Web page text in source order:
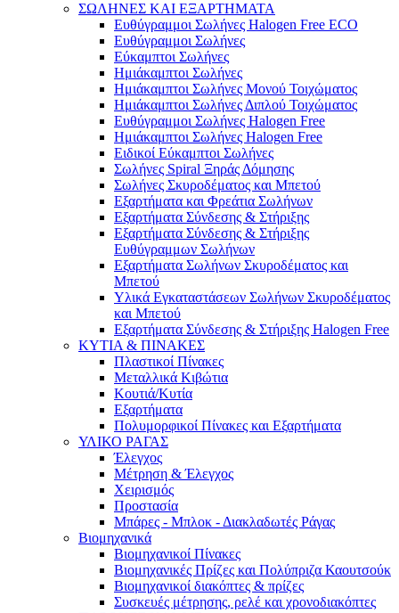
ΣΩΛΗΝΕΣ ΚΑΙ ΕΞΑΡΤΗΜΑΤΑ
Ευθύγραμμοι Σωλήνες Halogen Free ECO
Ευθύγραμμοι Σωλήνες
Εύκαμπτοι Σωλήνες
Ημιάκαμπτοι Σωλήνες
Ημιάκαμπτοι Σωλήνες Μονού Τοιχώματος
Ημιάκαμπτοι Σωλήνες Διπλού Τοιχώματος
Ευθύγραμμοι Σωλήνες Halogen Free
Ημιάκαμπτοι Σωλήνες Halogen Free
Ειδικοί Εύκαμπτοι Σωλήνες
Σωλήνες Spiral Ξηράς Δόμησης
Σωλήνες Σκυροδέματος και Μπετού
Εξαρτήματα και Φρεάτια Σωλήνων
Εξαρτήματα Σύνδεσης & Στήριξης
Εξαρτήματα Σύνδεσης & Στήριξης
Ευθύγραμμων Σωλήνων
Εξαρτήματα Σωλήνων Σκυροδέματος και
Μπετού
Υλικά Εγκαταστάσεων Σωλήνων Σκυροδέματος
και Μπετού
Εξαρτήματα Σύνδεσης & Στήριξης Halogen Free
ΚΥΤΙΑ & ΠΙΝΑΚΕΣ
Πλαστικοί Πίνακες
Μεταλλικά Κιβώτια
Κουτιά/Κυτία
Εξαρτήματα
Πολυμορφικοί Πίνακες και Εξαρτήματα
ΥΛΙΚΟ ΡΑΓΑΣ
Έλεγχος
Μέτρηση & Έλεγχος
Χειρισμός
Προστασία
Μπάρες - Μπλοκ - Διακλαδωτές Ράγας
Βιομηχανικά
Βιομηχανικοί Πίνακες
Βιομηχανικές Πρίζες και Πολύπριζα Καουτσούκ
Βιομηχανικοί διακόπτες & πρίζες
Συσκευές μέτρησης, ρελέ και χρονοδιακόπτες